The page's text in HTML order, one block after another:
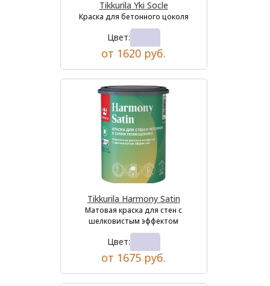
Tikkurila Yki Socle
Краска для бетонного цоколя
Цвет:
от 1620 руб.
Tikkurila Harmony Satin
Матовая краска для стен с
шелковистым эффектом
Цвет:
от 1675 руб.